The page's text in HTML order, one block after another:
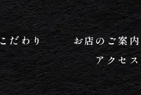
こだわり
お店のご案内
アクセス